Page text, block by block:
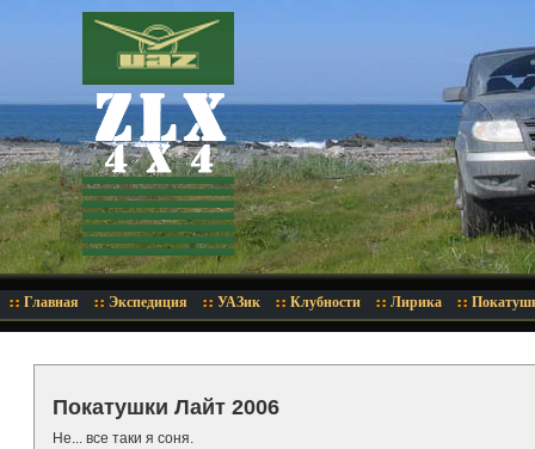
Главная Экспедиция УАЗик Клубности Лирика
Покатушки Лайт 2006
Не... все таки я соня.